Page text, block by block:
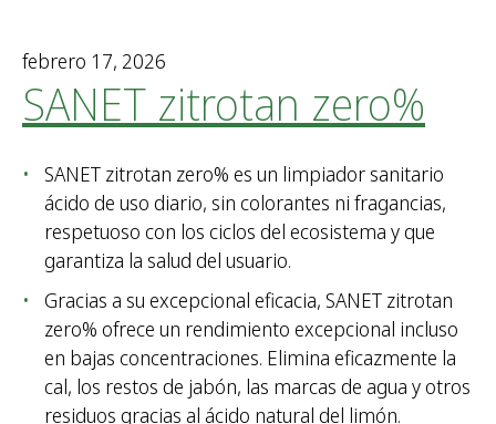
febrero 17, 2026
SANET zitrotan zero%
SANET zitrotan zero% es un limpiador sanitario
ácido de uso diario, sin colorantes ni fragancias,
respetuoso con los ciclos del ecosistema y que
garantiza la salud del usuario.
Gracias a su excepcional eficacia, SANET zitrotan
zero% ofrece un rendimiento excepcional incluso
en bajas concentraciones. Elimina eficazmente la
cal, los restos de jabón, las marcas de agua y otros
residuos gracias al ácido natural del limón.